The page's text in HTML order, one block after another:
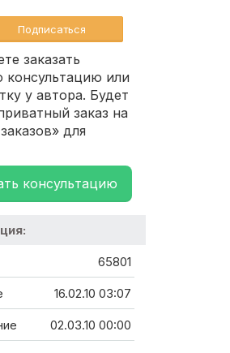
Подписаться
заказать
консультацию или
у автора. Будет
заказ на
для
консультацию
65801
16.02.10 03:07
02.03.10 00:00